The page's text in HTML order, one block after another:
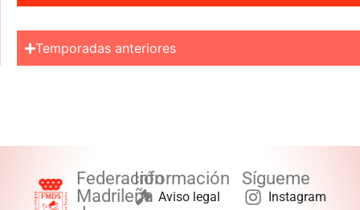
Temporadas anteriores
Federación
Madrileña
Información
Aviso legal
Sígueme
Instagram